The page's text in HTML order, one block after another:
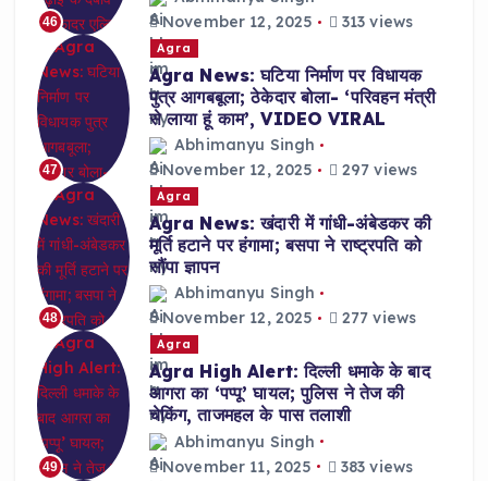
46
November 12, 2025
313 views
47
Agra
Agra News: घटिया निर्माण पर विधायक
पुत्र आगबबूला; ठेकेदार बोला- ‘परिवहन मंत्री
से लाया हूं काम’, VIDEO VIRAL
Abhimanyu Singh
November 12, 2025
297 views
48
Agra
Agra News: खंदारी में गांधी-अंबेडकर की
मूर्ति हटाने पर हंगामा; बसपा ने राष्ट्रपति को
सौंपा ज्ञापन
Abhimanyu Singh
November 12, 2025
277 views
49
Agra
Agra High Alert: दिल्ली धमाके के बाद
आगरा का ‘पप्पू’ घायल; पुलिस ने तेज की
चेकिंग, ताजमहल के पास तलाशी
Abhimanyu Singh
November 11, 2025
383 views